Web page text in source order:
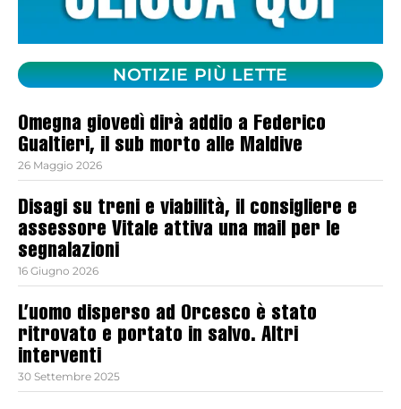
NOTIZIE PIÙ LETTE
Omegna giovedì dirà addio a Federico
Gualtieri, il sub morto alle Maldive
26 Maggio 2026
Disagi su treni e viabilità, il consigliere e
assessore Vitale attiva una mail per le
segnalazioni
16 Giugno 2026
L’uomo disperso ad Orcesco è stato
ritrovato e portato in salvo. Altri
interventi
30 Settembre 2025